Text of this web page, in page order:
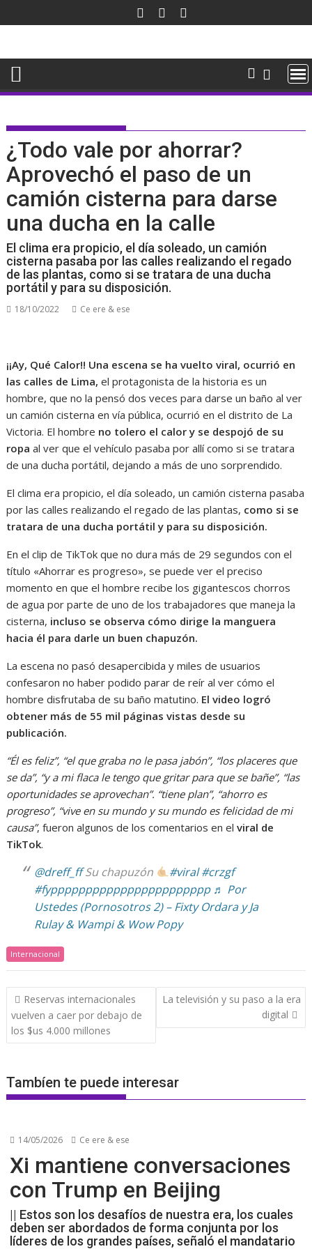
al
¿Todo vale por ahorrar?
Aprovechó el paso de un
camión cisterna para darse
una ducha en la calle
El clima era propicio, el día soleado, un camión
cisterna pasaba por las calles realizando el regado
de las plantas, como si se tratara de una ducha
portátil y para su disposición.
18/10/2022 Ce ere & ese
¡¡Ay, Qué Calor!! Una escena se ha vuelto viral, ocurrió en
las calles de Lima,el protagonista de la historia es un
hombre, que no la pensó dos veces para darse un baño al ver
un camión cisterna en vía pública, ocurrió en el distrito de La
Victoria. El hombre no tolero el calor y se despojó de su
ropa al ver que el vehículo pasaba por allí como si se tratara
de una ducha portátil, dejando a más de uno sorprendido.
El clima era propicio, el día soleado, un camión cisterna pasaba
por las calles realizando el regado de las plantas, como si se
tratara de una ducha portátil y para su disposición.
En el clip de TikTok que no dura más de 29 segundos con el
título «Ahorrar es progreso», se puede ver el preciso
momento en que el hombre recibe los gigantescos chorros
de agua por parte de uno de los trabajadores que maneja la
cisterna, incluso se observa cómo dirige la manguera
hacia él para darle un buen chapuzón.
La escena no pasó desapercibida y miles de usuarios
confesaron no haber podido parar de reír al ver cómo el
hombre disfrutaba de su baño matutino. El video logró
obtener más de 55 mil páginas vistas desde su
publicación.
“Él es feliz”, “el que graba no le pasa jabón”, “los placeres que
se da”, “y a mi flaca le tengo que gritar para que se bañe”, “las
oportunidades se aprovechan”. “tiene plan”, “ahorro es
progreso”, “vive en su mundo y su mundo es felicidad de mi
causa”, fueron algunos de los comentarios en elviral de
TikTok.
@dreff_ffSu chapuzón #viral #crzgf
#fyppppppppppppppppppppppp ♬ Por
Ustedes (Pornosotros 2) – Fixty Ordara y Ja
Rulay & Wampi & Wow Popy
Internacional
Navegación
de
entradas
Reservas internacionales
vuelven a caer por debajo de
los $us 4.000 millones
La televisión y su paso a la era
digital
Tambíen te puede interesar
14/05/2026 Ce ere & ese
Xi mantiene conversaciones
con Trump en Beijing
|| Estos son los desafíos de nuestra era, los cuales
deben ser abordados de forma conjunta por los
líderes de los grandes países, señaló el mandatario